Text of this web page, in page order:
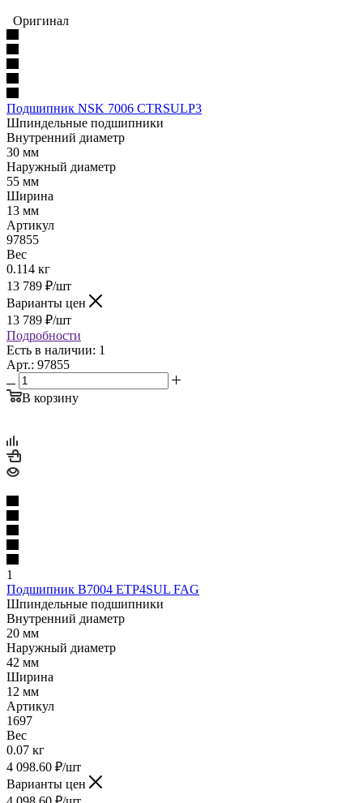
Оригинал
Подшипник NSK 7006 CTRSULP3
Шпиндельные подшипники
Внутренний диаметр
30 мм
Наружный диаметр
55 мм
Ширина
13 мм
Артикул
97855
Вес
0.114 кг
13 789 ₽/шт
Варианты цен
13 789 ₽/шт
Подробности
Есть в наличии: 1
Арт.: 97855
В корзину
1
Подшипник B7004 ETP4SUL FAG
Шпиндельные подшипники
Внутренний диаметр
20 мм
Наружный диаметр
42 мм
Ширина
12 мм
Артикул
1697
Вес
0.07 кг
4 098.60 ₽/шт
Варианты цен